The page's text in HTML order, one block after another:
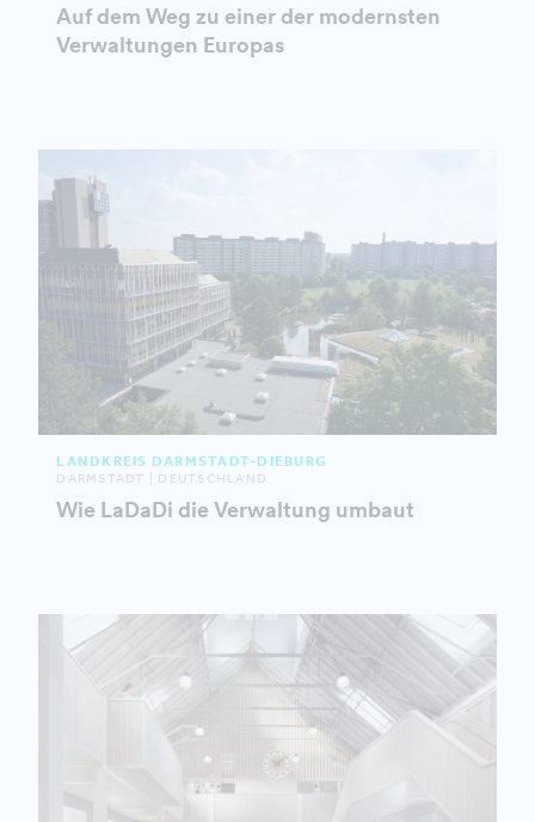
Auf dem Weg zu einer der modernsten
Verwaltungen Europas
LANDKREIS DARMSTADT-DIEBURG
DARMSTADT | DEUTSCHLAND
Wie LaDaDi die Verwaltung umbaut